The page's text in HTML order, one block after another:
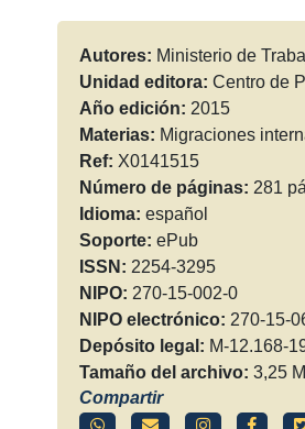
Autores: Ministerio de
Unidad editora: Centro de
Año edición: 2015
Materias: Migraciones
Ref: X0141515
Número de páginas: 281
Idioma: español
Soporte: ePub
ISSN: 2254-3295
NIPO: 270-15-002-0
NIPO electrónico: 270-15-
Depósito legal: M-12.168-
Tamaño del archivo: 3,25
Compartir